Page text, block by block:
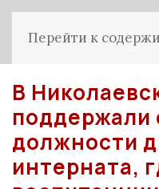
Перейти к
В
поддержали
должности
интерната,